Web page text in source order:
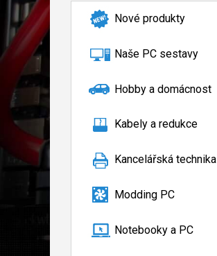
Nové produkty
Naše PC sestavy
Hobby a domácnost
Kabely a redukce
Kancelářská technika
Modding PC
Notebooky a PC